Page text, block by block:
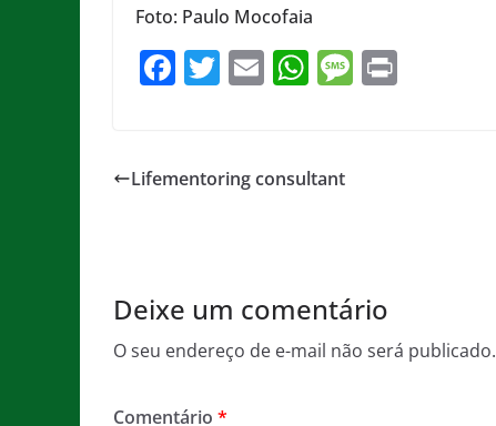
Foto: Paulo Mocofaia
F
e
k
T
er
E
l
W
s
M
Lifementoring consultant
Deixe um comentário
O seu endereço de e-mail não será publicado.
Comentário *